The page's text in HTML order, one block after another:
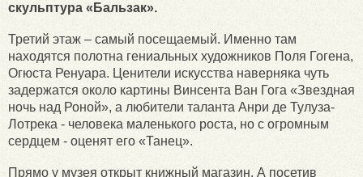
скульптура «Бальзак».
Третий этаж – самый посещаемый. Именно там
находятся полотна гениальных художников Поля Гогена,
Огюста Ренуара. Ценители искусства наверняка чуть
задержатся около картины Винсента Ван Гога «Звездная
ночь над Роной», а любители таланта Анри де Тулуза-
Лотрека - человека маленького роста, но с огромным
сердцем - оценят его «Танец».
Прямо у музея открыт книжный магазин. А посетив